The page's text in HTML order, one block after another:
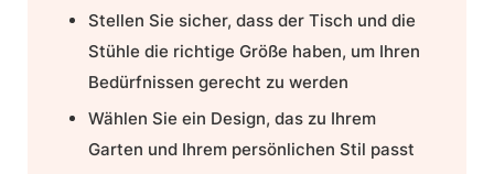
Stellen Sie sicher, dass der Tisch und die
Stühle die richtige Größe haben, um Ihren
Bedürfnissen gerecht zu werden
Wählen Sie ein Design, das zu Ihrem
Garten und Ihrem persönlichen Stil passt